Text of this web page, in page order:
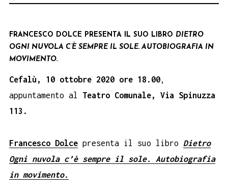
FRANCESCO DOLCE PRESENTA IL SUO LIBRO DIETRO
OGNI NUVOLA C’È SEMPRE IL SOLE. AUTOBIOGRAFIA IN
MOVIMENTO.
Cefalù, 10 ottobre 2020 ore 18.00,
appuntamento al Teatro Comunale, Via Spinuzza
113.
Francesco Dolce presenta il suo libro Dietro
Ogni nuvola c’è sempre il sole. Autobiografia
in movimento.